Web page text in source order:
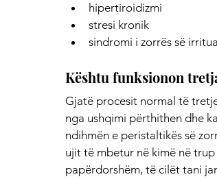
hipertiroidizmi
stresi kronik
sindromi i zorrës së
Kështu funksionon
Gjatë procesit normal të
nga ushqimi përthithen dhe
ndihmën e peristaltikës së
ujit të mbetur në kimë në
papërdorshëm, të cilët tani